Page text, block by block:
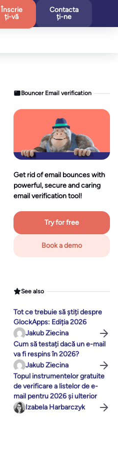
Înscrie
ți-vă
Contacta
ți-ne
Bouncer Email verification
Get rid of email bounces with
powerful, secure and caring
email verification tool!
Try for free
Book a demo
See also
Tot ce trebuie să știți despre
GlockApps: Ediția 2026
Jakub Ziecina
Cum să testați dacă un e-mail
va fi respins în 2026?
Jakub Ziecina
Topul instrumentelor gratuite
de verificare a listelor de e-
mail pentru 2026 și ulterior
Izabela Harbarczyk